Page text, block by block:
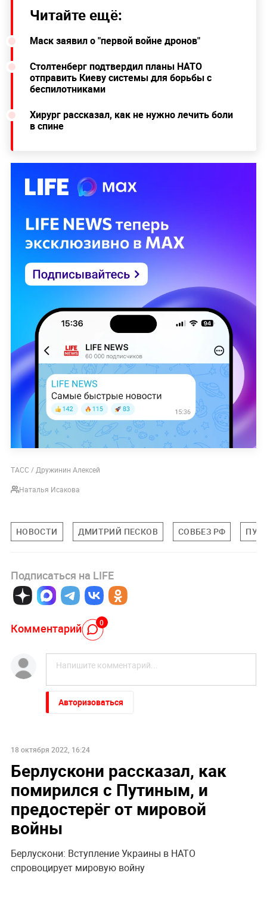
Читайте ещё:
Маск заявил о "первой войне дронов"
Столтенберг подтвердил планы НАТО
отправить Киеву системы для борьбы с
беспилотниками
Хирург рассказал, как не нужно лечить боли
в спине
ТАСС / Дружинин Алексей
Наталья Исакова
НОВОСТИ ДМИТРИЙ ПЕСКОВ СОВБЕЗ РФ
Подписаться на LIFE
Комментарий 0
Авторизоваться
18 октября 2022, 16:24
Берлускони рассказал, как
помирился с Путиным, и
предостерёг от мировой
войны
Берлускони: Вступление Украины в НАТО
спровоцирует мировую войну